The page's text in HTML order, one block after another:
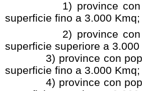
1) province con
superficie fino a 3.000 Kmq;
2) province con
superficie superiore a 3.000
3) province con
superficie fino a 3.000 Kmq;
4) province con